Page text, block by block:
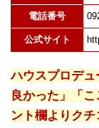
電話番号
公式サイト
ハウスプロデ
良かった」「
ント欄よりクチ